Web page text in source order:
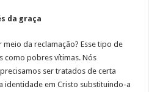
da graça
da reclamação? Esse tipo de
como pobres vítimas. Nós
ser tratados de certa
identidade em Cristo substituindo-a